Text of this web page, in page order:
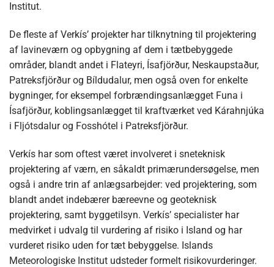
Institut.
De fleste af Verkís’ projekter har tilknytning til projektering
af lavineværn og opbygning af dem i tætbebyggede
områder, blandt andet i Flateyri, Ísafjörður, Neskaupstaður,
Patreksfjörður og Bíldudalur, men også oven for enkelte
bygninger, for eksempel forbrændingsanlægget Funa i
Ísafjörður, koblingsanlægget til kraftværket ved Kárahnjúka
i Fljótsdalur og Fosshótel i Patreksfjörður.
Verkís har som oftest været involveret i sneteknisk
projektering af værn, en såkaldt primærundersøgelse, men
også i andre trin af anlægsarbejder: ved projektering, som
blandt andet indebærer bæreevne og geoteknisk
projektering, samt byggetilsyn. Verkís’ specialister har
medvirket i udvalg til vurdering af risiko i Island og har
vurderet risiko uden for tæt bebyggelse. Islands
Meteorologiske Institut udsteder formelt risikovurderinger.